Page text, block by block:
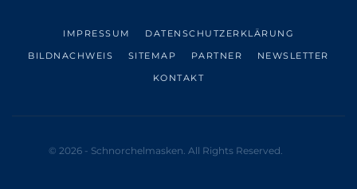
IMPRESSUM
DATENSCHUTZERKLÄRUNG
BILDNACHWEIS
SITEMAP PARTNER
NEWSLETTER
KONTAKT
© 2026 - Schnorchelmasken. All Rights Reserved.